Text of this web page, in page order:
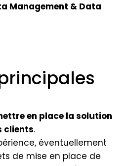
Management & Data
en place la solution
clients.
éventuellement
de mise en place de